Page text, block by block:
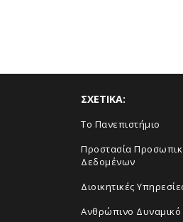
ΣΧΕΤΙΚΑ:
Το Πανεπιστήμιο
Προστασία
Δεδομένων
Διοικητικές
Ανθρώπινο Δυναμικό